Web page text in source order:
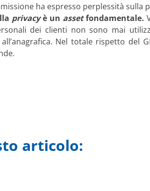
ha espresso perplessità sulla
privacyè un assetfondamentale.
dei clienti non sono mai
Nel totale rispetto del
articolo: